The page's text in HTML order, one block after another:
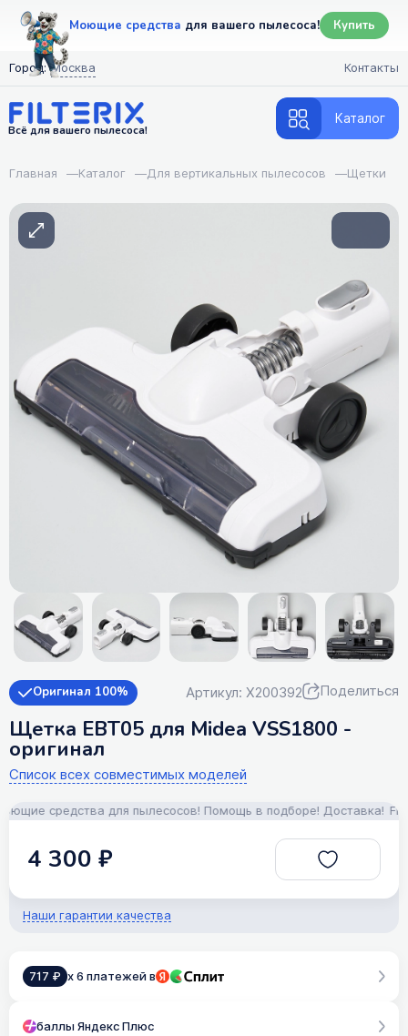
Моющие средства для вашего пылесоса! Купить
Город: Москва Контакты
Всё для вашего пылесоса!
Каталог
Главная —Каталог —Для вертикальных пылесосов —Щетки
Оригинал 100% Артикул: X200392 Поделиться
Щетка EBT05 для Midea VSS1800 -
оригинал
Список всех совместимых моделей
средства для пылесосов! Помощь в подборе! Доставка!
4 300 ₽
Наши гарантии качества
717 ₽ x 6 платежей в
баллы Яндекс Плюс